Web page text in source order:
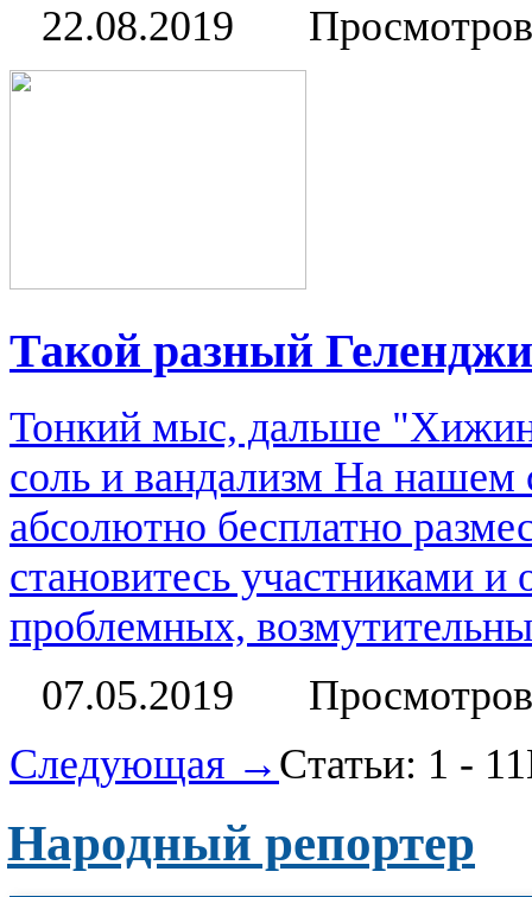
22.08.2019
Такой разный
Тонкий мыс, дальше
соль и вандализм На нашем
абсолютно бесплатно
становитесь участниками
проблемных,
07.05.2019
Следующая → Статьи: 1 - 11
Народный репортер